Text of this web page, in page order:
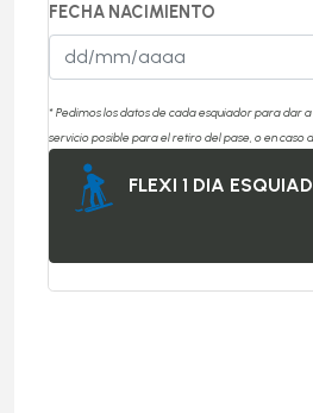
FECHA NACIMIENTO
* Pedimos los datos de cada esquiador para dar
servicio posible para el retiro del pase, o en caso
FLEXI 1 DIA